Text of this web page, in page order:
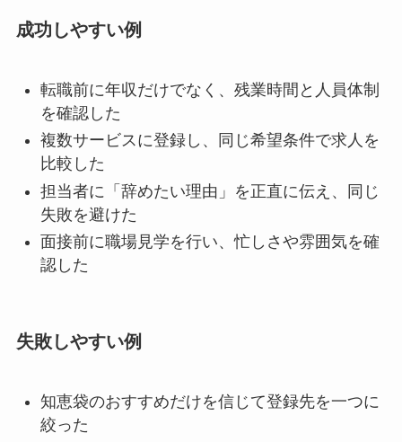
成功しやすい例
転職前に年収だけでなく、残業時間と人員体制
を確認した
複数サービスに登録し、同じ希望条件で求人を
比較した
担当者に「辞めたい理由」を正直に伝え、同じ
失敗を避けた
面接前に職場見学を行い、忙しさや雰囲気を確
認した
失敗しやすい例
知恵袋のおすすめだけを信じて登録先を一つに
絞った